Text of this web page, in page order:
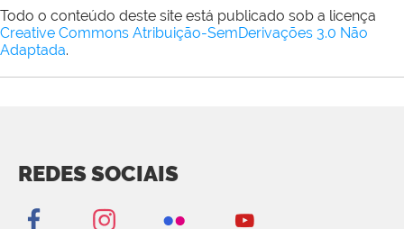
Todo o conteúdo deste site está publicado sob a licença
Creative Commons Atribuição-SemDerivações 3.0 Não
Adaptada.
REDES SOCIAIS